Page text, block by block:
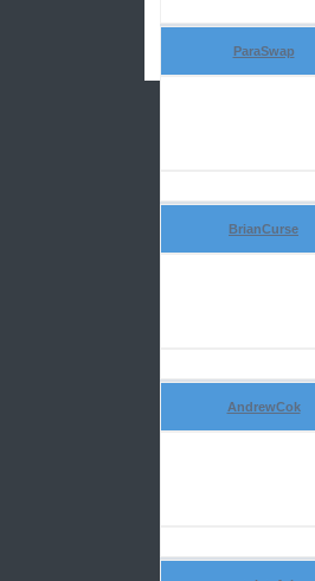
ParaSwap
BrianCurse
AndrewCok